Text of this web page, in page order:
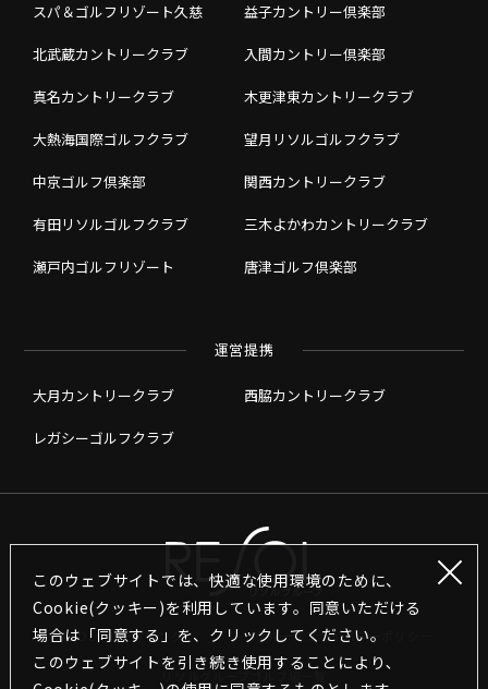
このウェブサイトでは、快適な使用環境のために、
Cookie(クッキー)を利用しています。同意いただける
場合は「同意する」を、クリックしてください。
このウェブサイトを引き続き使用することにより､
スパ＆ゴルフリゾート久慈 益子カントリー倶楽部
北武蔵カントリークラブ 入間カントリー倶楽部
真名カントリークラブ 木更津東カントリークラブ
大熱海国際ゴルフクラブ 望月リソルゴルフクラブ
中京ゴルフ倶楽部 関西カントリークラブ
有田リソルゴルフクラブ 三木よかわカントリークラブ
瀬戸内ゴルフリゾート 唐津ゴルフ倶楽部
運営提携
大月カントリークラブ 西脇カントリークラブ
レガシーゴルフクラブ
RESOLグループリンク グループプライバシーポリシー